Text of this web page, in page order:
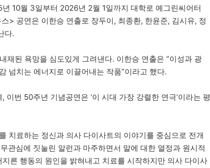
10월 3일부터 2026년 2월 1일까지 대학로 예그린씨어터
> 공연은 이한승 연출로 장두이, 최종환, 한윤준, 김시유, 정
다.
된 욕망을 심도있게 그려낸다. 이한승 연출은 “이성과 광
넘치는 에너지로 이끌어내는 작품”이라고 했다.
번 50주년 기념공연은 ‘이 시대 가장 강렬한 연극’이라는 평
치료하는 정신과 의사 다이사트의 이야기를 중심으로 전개
관심에 짓눌린 알런과 마주하면서 말에 대한 열정과 원시적
른 행동의 원인을 밝혀내고 치료를 시작하지만 의사 다이사